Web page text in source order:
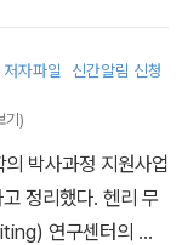
행했다. 2017년 타
트, 무용, 사진, 영
저자파일 신간알림 신청
기)
박사과정 지원사업
정리했다. 헨리 무
연구센터의 연